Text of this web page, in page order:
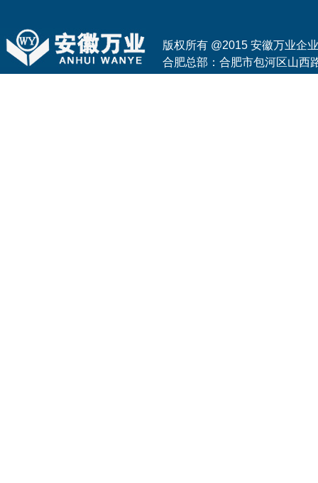
版权所有 @2015 安徽万业企
合肥总部：合肥市包河区山西